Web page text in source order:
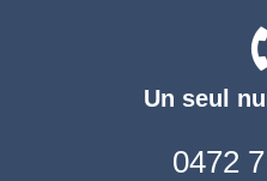
Un seul
0472